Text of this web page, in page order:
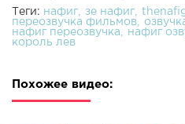
Теги: нафиг зе нафиг
переозвучка фильмов
нафиг переозвучка
нафиг
король лев
Похожее видео: